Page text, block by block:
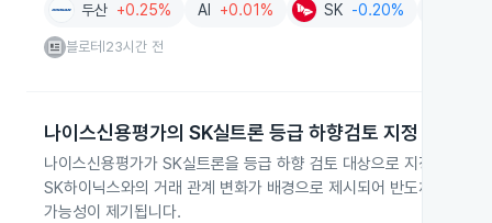
두산 +0.25% AI +0.01% SK -0.20%
블로터 23시간 전
나이스신용평가의 SK실트론 등급 하향검토 지정
나이스신용평가가 SK실트론을 등급 하향 검토 대상으로 지정했습니
SK하이닉스와의 거래 관계 변화가 배경으로 제시되어 반도체와 재료
가능성이 제기됩니다.